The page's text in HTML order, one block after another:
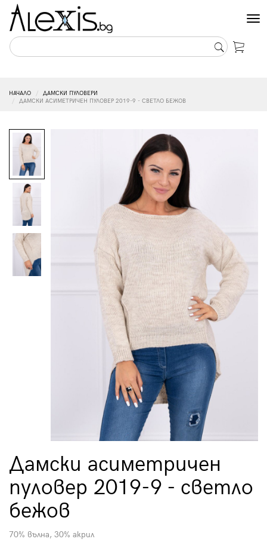
НАЧАЛО
ДАМСКИ ПУЛОВЕРИ
ДАМСКИ АСИМЕТРИЧЕН ПУЛОВЕР 2019-9 - СВЕТЛО БЕЖОВ
Дамски асиметричен
пуловер 2019-9 - светло
бежов
70% вълна, 30% акрил